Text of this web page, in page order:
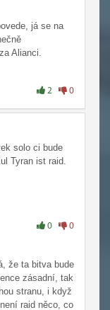
já se na
Alianci.
2 0
solo ci bude
Tyran ist raid.
0 0
že ta bitva bude
zásadní, tak
stranu, i když
raid něco, co